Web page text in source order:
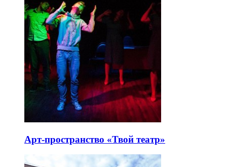
Арт-пространство «Твой театр»